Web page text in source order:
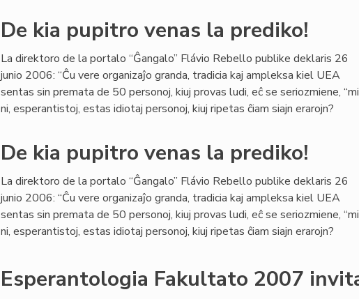
De kia pupitro venas la prediko!
La direktoro de la portalo “Ĝangalo” Flávio Rebello publike deklaris 26
junio 2006: “Ĉu vere organizaĵo granda, tradicia kaj ampleksa kiel UEA
sentas sin premata de 50 personoj, kiuj provas ludi, eĉ se seriozmiene,
ni, esperantistoj, estas idiotaj personoj, kiuj ripetas ĉiam siajn erarojn?
De kia pupitro venas la prediko!
La direktoro de la portalo “Ĝangalo” Flávio Rebello publike deklaris 26
junio 2006: “Ĉu vere organizaĵo granda, tradicia kaj ampleksa kiel UEA
sentas sin premata de 50 personoj, kiuj provas ludi, eĉ se seriozmiene,
ni, esperantistoj, estas idiotaj personoj, kiuj ripetas ĉiam siajn erarojn?
Esperantologia Fakultato 2007